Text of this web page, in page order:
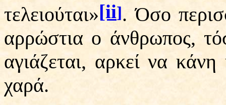
τελειούται»[ii]. Όσο
αρρώστια ο άνθρωπος,
αγιάζεται, αρκεί να
χαρά.